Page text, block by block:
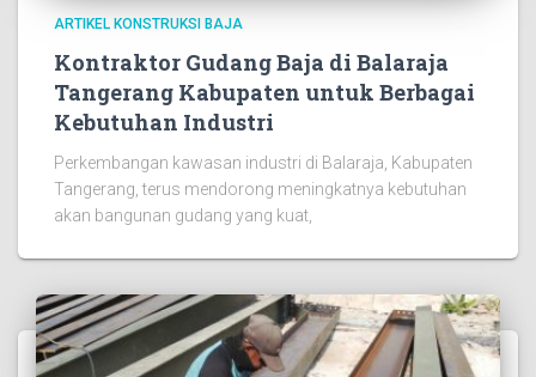
ARTIKEL KONSTRUKSI BAJA
Kontraktor Gudang Baja di Balaraja
Tangerang Kabupaten untuk Berbagai
Kebutuhan Industri
Perkembangan kawasan industri di Balaraja, Kabupaten
Tangerang, terus mendorong meningkatnya kebutuhan
akan bangunan gudang yang kuat,